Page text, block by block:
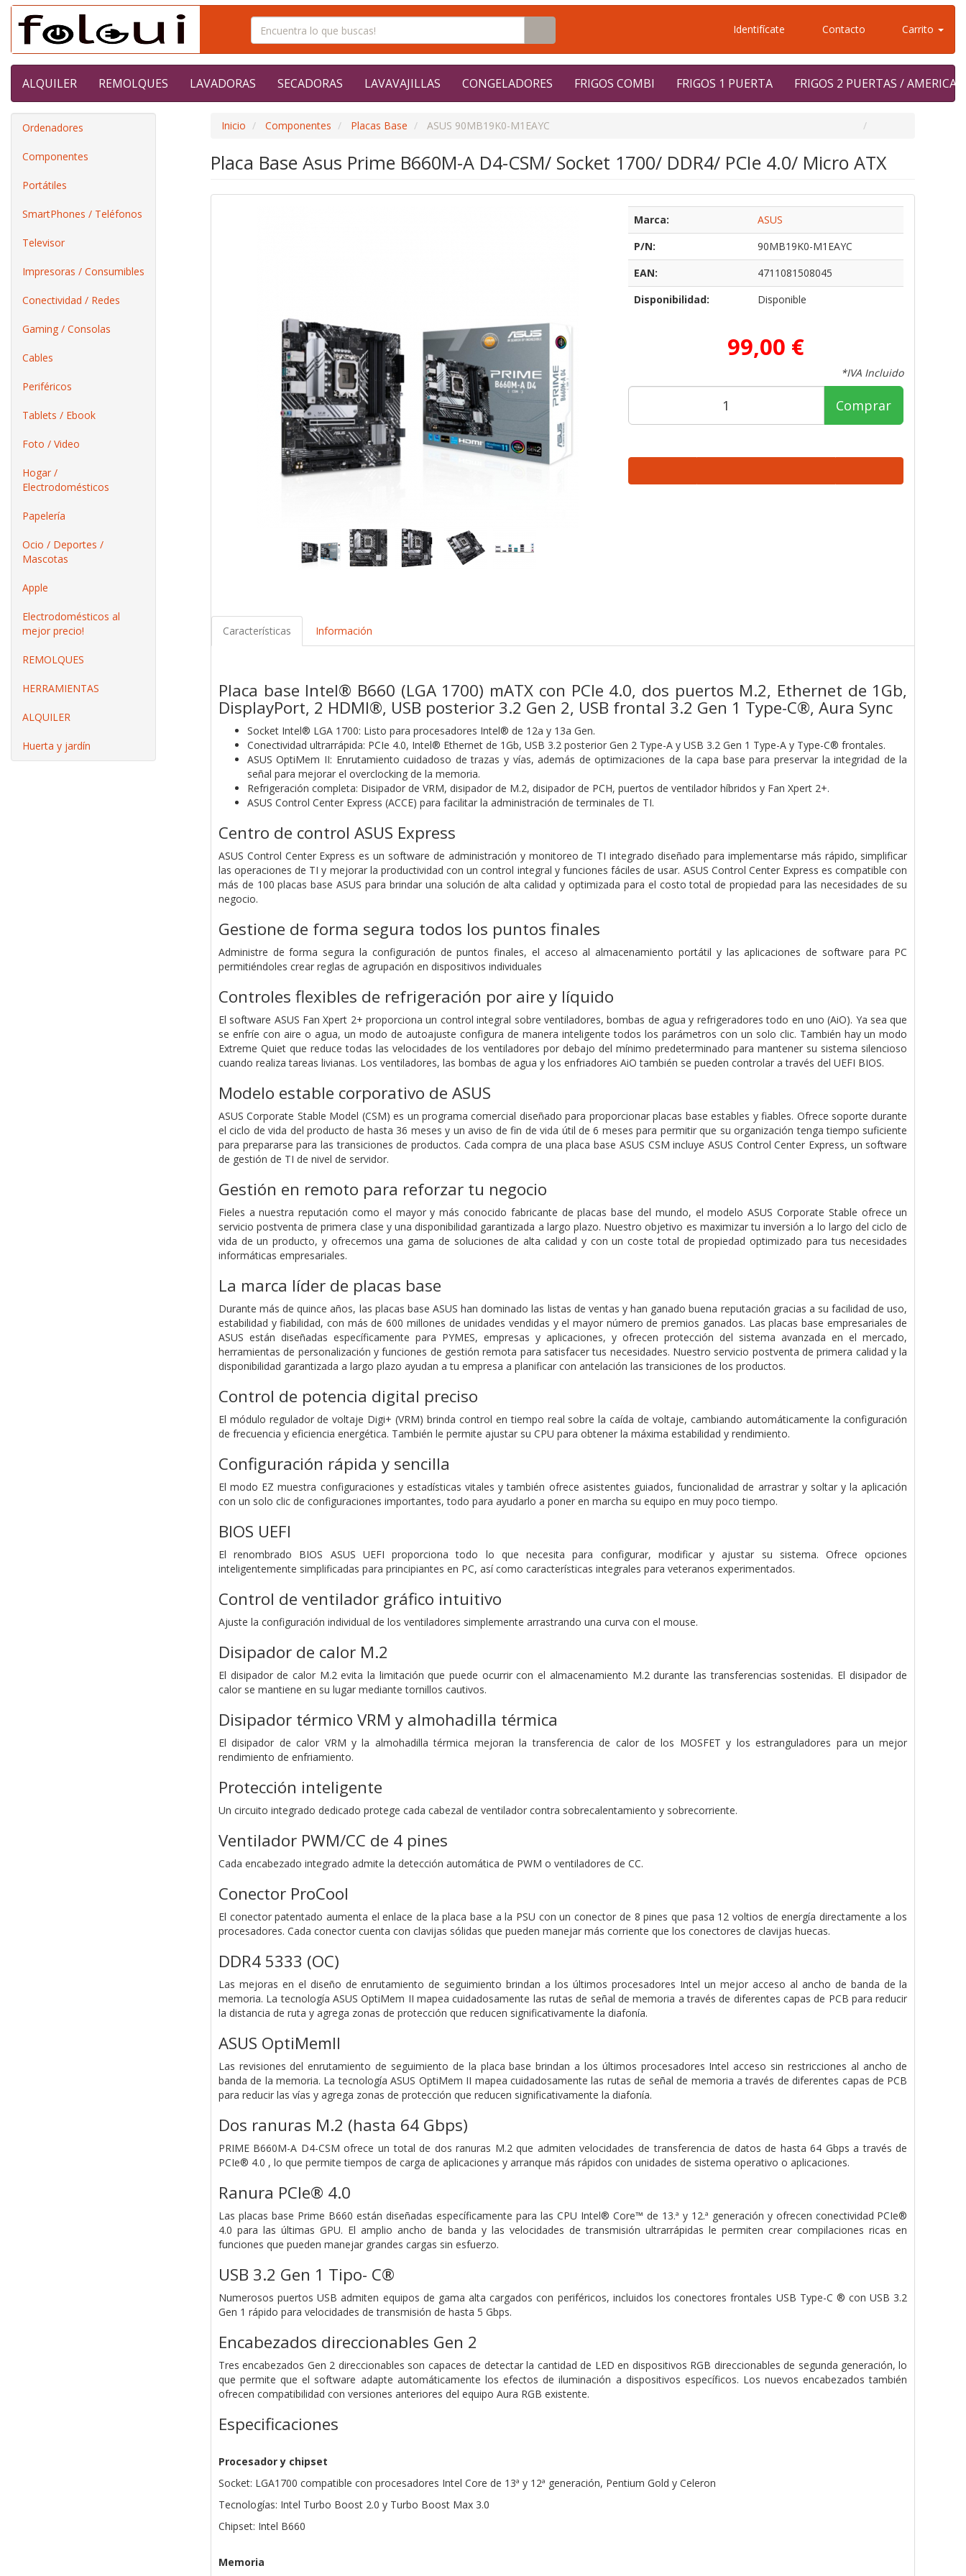
Identifícate Contacto Carrito
ALQUILER REMOLQUES LAVADORAS SECADORAS LAVAVAJILLAS CONGELADORES FRIGOS COMBI FRIGOS 1 PUERTA FRIGOS 2 PUERTAS /
Ordenadores
Componentes
Portátiles
SmartPhones / Teléfonos
Televisor
Impresoras / Consumibles
Conectividad / Redes
Gaming / Consolas
Cables
Periféricos
Tablets / Ebook
Foto / Video
Hogar /
Electrodomésticos
Papelería
Ocio / Deportes /
Mascotas
Apple
Electrodomésticos al
mejor precio!
REMOLQUES
HERRAMIENTAS
ALQUILER
Huerta y jardín
Inicio Componentes Placas Base ASUS 90MB19K0-M1EAYC
Placa Base Asus Prime B660M-A D4-CSM/ Socket 1700/ DDR4/ PCIe 4.0/ Micro ATX
Marca:
ASUS
P/N:
90MB19K0-M1EAYC
EAN:
4711081508045
Disponibilidad:
Disponible
99,00 €
*IVA Incluido
Comprar
Características Información
Placa base Intel® B660 (LGA 1700) mATX con PCIe 4.0, dos puertos M.2, Ethernet de 1Gb,
DisplayPort, 2 HDMI®, USB posterior 3.2 Gen 2, USB frontal 3.2 Gen 1 Type-C®, Aura Sync
Socket Intel® LGA 1700: Listo para procesadores Intel® de 12a y 13a Gen.
Conectividad ultrarrápida: PCIe 4.0, Intel® Ethernet de 1Gb, USB 3.2 posterior Gen 2 Type-A y USB 3.2 Gen 1 Type-A y Type-C® frontales.
ASUS OptiMem II: Enrutamiento cuidadoso de trazas y vías, además de optimizaciones de la capa base para preservar la integridad de la
señal para mejorar el overclocking de la memoria.
Refrigeración completa: Disipador de VRM, disipador de M.2, disipador de PCH, puertos de ventilador híbridos y Fan Xpert 2+.
ASUS Control Center Express (ACCE) para facilitar la administración de terminales de TI.
Centro de control ASUS Express
ASUS Control Center Express es un software de administración y monitoreo de TI integrado diseñado para implementarse más rápido, simplificar
las operaciones de TI y mejorar la productividad con un control integral y funciones fáciles de usar. ASUS Control Center Express es compatible con
más de 100 placas base ASUS para brindar una solución de alta calidad y optimizada para el costo total de propiedad para las necesidades de su
negocio.
Gestione de forma segura todos los puntos finales
Administre de forma segura la configuración de puntos finales, el acceso al almacenamiento portátil y las aplicaciones de software para PC
permitiéndoles crear reglas de agrupación en dispositivos individuales
Controles flexibles de refrigeración por aire y líquido
El software ASUS Fan Xpert 2+ proporciona un control integral sobre ventiladores, bombas de agua y refrigeradores todo en uno (AiO). Ya sea que
se enfríe con aire o agua, un modo de autoajuste configura de manera inteligente todos los parámetros con un solo clic. También hay un modo
Extreme Quiet que reduce todas las velocidades de los ventiladores por debajo del mínimo predeterminado para mantener su sistema silencioso
cuando realiza tareas livianas. Los ventiladores, las bombas de agua y los enfriadores AiO también se pueden controlar a través del UEFI BIOS.
Modelo estable corporativo de ASUS
ASUS Corporate Stable Model (CSM) es un programa comercial diseñado para proporcionar placas base estables y fiables. Ofrece soporte durante
el ciclo de vida del producto de hasta 36 meses y un aviso de fin de vida útil de 6 meses para permitir que su organización tenga tiempo suficiente
para prepararse para las transiciones de productos. Cada compra de una placa base ASUS CSM incluye ASUS Control Center Express, un software
de gestión de TI de nivel de servidor.
Gestión en remoto para reforzar tu negocio
Fieles a nuestra reputación como el mayor y más conocido fabricante de placas base del mundo, el modelo ASUS Corporate Stable ofrece un
servicio postventa de primera clase y una disponibilidad garantizada a largo plazo. Nuestro objetivo es maximizar tu inversión a lo largo del ciclo de
vida de un producto, y ofrecemos una gama de soluciones de alta calidad y con un coste total de propiedad optimizado para tus necesidades
informáticas empresariales.
La marca líder de placas base
Durante más de quince años, las placas base ASUS han dominado las listas de ventas y han ganado buena reputación gracias a su facilidad de uso,
estabilidad y fiabilidad, con más de 600 millones de unidades vendidas y el mayor número de premios ganados. Las placas base empresariales de
ASUS están diseñadas específicamente para PYMES, empresas y aplicaciones, y ofrecen protección del sistema avanzada en el mercado,
herramientas de personalización y funciones de gestión remota para satisfacer tus necesidades. Nuestro servicio postventa de primera calidad y la
disponibilidad garantizada a largo plazo ayudan a tu empresa a planificar con antelación las transiciones de los productos.
Control de potencia digital preciso
El módulo regulador de voltaje Digi+ (VRM) brinda control en tiempo real sobre la caída de voltaje, cambiando automáticamente la configuración
de frecuencia y eficiencia energética. También le permite ajustar su CPU para obtener la máxima estabilidad y rendimiento.
Configuración rápida y sencilla
El modo EZ muestra configuraciones y estadísticas vitales y también ofrece asistentes guiados, funcionalidad de arrastrar y soltar y la aplicación
con un solo clic de configuraciones importantes, todo para ayudarlo a poner en marcha su equipo en muy poco tiempo.
BIOS UEFI
El renombrado BIOS ASUS UEFI proporciona todo lo que necesita para configurar, modificar y ajustar su sistema. Ofrece opciones
inteligentemente simplificadas para principiantes en PC, así como características integrales para veteranos experimentados.
Control de ventilador gráfico intuitivo
Ajuste la configuración individual de los ventiladores simplemente arrastrando una curva con el mouse.
Disipador de calor M.2
El disipador de calor M.2 evita la limitación que puede ocurrir con el almacenamiento M.2 durante las transferencias sostenidas. El disipador de
calor se mantiene en su lugar mediante tornillos cautivos.
Disipador térmico VRM y almohadilla térmica
El disipador de calor VRM y la almohadilla térmica mejoran la transferencia de calor de los MOSFET y los estranguladores para un mejor
rendimiento de enfriamiento.
Protección inteligente
Un circuito integrado dedicado protege cada cabezal de ventilador contra sobrecalentamiento y sobrecorriente.
Ventilador PWM/CC de 4 pines
Cada encabezado integrado admite la detección automática de PWM o ventiladores de CC.
Conector ProCool
El conector patentado aumenta el enlace de la placa base a la PSU con un conector de 8 pines que pasa 12 voltios de energía directamente a los
procesadores. Cada conector cuenta con clavijas sólidas que pueden manejar más corriente que los conectores de clavijas huecas.
DDR4 5333 (OC)
Las mejoras en el diseño de enrutamiento de seguimiento brindan a los últimos procesadores Intel un mejor acceso al ancho de banda de la
memoria. La tecnología ASUS OptiMem II mapea cuidadosamente las rutas de señal de memoria a través de diferentes capas de PCB para reducir
la distancia de ruta y agrega zonas de protección que reducen significativamente la diafonía.
ASUS OptiMemII
Las revisiones del enrutamiento de seguimiento de la placa base brindan a los últimos procesadores Intel acceso sin restricciones al ancho de
banda de la memoria. La tecnología ASUS OptiMem II mapea cuidadosamente las rutas de señal de memoria a través de diferentes capas de PCB
para reducir las vías y agrega zonas de protección que reducen significativamente la diafonía.
Dos ranuras M.2 (hasta 64 Gbps)
PRIME B660M-A D4-CSM ofrece un total de dos ranuras M.2 que admiten velocidades de transferencia de datos de hasta 64 Gbps a través de
PCIe® 4.0 , lo que permite tiempos de carga de aplicaciones y arranque más rápidos con unidades de sistema operativo o aplicaciones.
Ranura PCIe® 4.0
Las placas base Prime B660 están diseñadas específicamente para las CPU Intel® Core™ de 13.ª y 12.ª generación y ofrecen conectividad PCIe®
4.0 para las últimas GPU. El amplio ancho de banda y las velocidades de transmisión ultrarrápidas le permiten crear compilaciones ricas en
funciones que pueden manejar grandes cargas sin esfuerzo.
USB 3.2 Gen 1 Tipo- C®
Numerosos puertos USB admiten equipos de gama alta cargados con periféricos, incluidos los conectores frontales USB Type-C ® con USB 3.2
Gen 1 rápido para velocidades de transmisión de hasta 5 Gbps.
Encabezados direccionables Gen 2
Tres encabezados Gen 2 direccionables son capaces de detectar la cantidad de LED en dispositivos RGB direccionables de segunda generación, lo
que permite que el software adapte automáticamente los efectos de iluminación a dispositivos específicos. Los nuevos encabezados también
ofrecen compatibilidad con versiones anteriores del equipo Aura RGB existente.
Especificaciones
Procesador y chipset
Socket: LGA1700 compatible con procesadores Intel Core de 13ª y 12ª generación, Pentium Gold y Celeron
Tecnologías: Intel Turbo Boost 2.0 y Turbo Boost Max 3.0
Chipset: Intel B660
Memoria